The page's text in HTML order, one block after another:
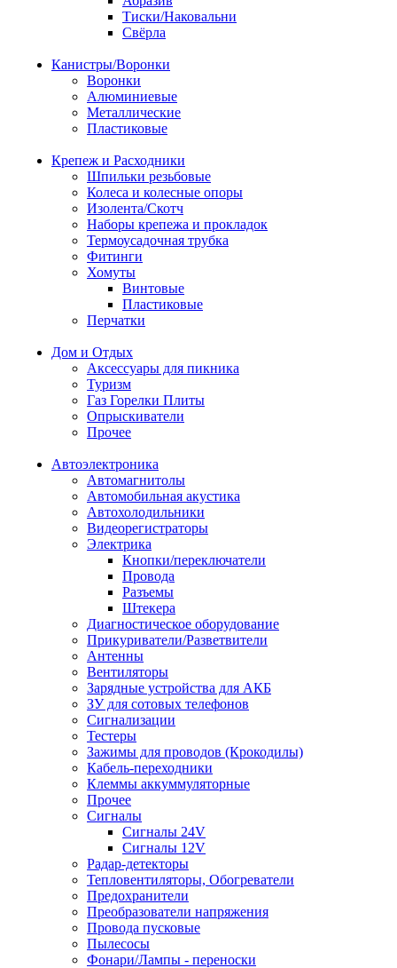
Тиски/Наковальни
Свёрла
Канистры/Воронки
Воронки
Алюминиевые
Металлические
Пластиковые
Крепеж и Расходники
Шпильки резьбовые
Колеса и колесные опоры
Изолента/Скотч
Наборы крепежа и прокладок
Термоусадочная трубка
Фитинги
Хомуты
Винтовые
Пластиковые
Перчатки
Дом и Отдых
Аксессуары для пикника
Туризм
Газ Горелки Плиты
Опрыскиватели
Прочее
Автоэлектроника
Автомагнитолы
Автомобильная акустика
Автохолодильники
Видеорегистраторы
Электрика
Кнопки/переключатели
Провода
Разъемы
Штекера
Диагностическое оборудование
Прикуриватели/Разветвители
Антенны
Вентиляторы
Зарядные устройства для АКБ
ЗУ для сотовых телефонов
Сигнализации
Тестеры
Зажимы для проводов (Крокодилы)
Кабель-переходники
Клеммы аккуммуляторные
Прочее
Сигналы
Сигналы 24V
Сигналы 12V
Радар-детекторы
Тепловентиляторы, Обогреватели
Предохранители
Преобразователи напряжения
Провода пусковые
Пылесосы
Фонари/Лампы - переноски